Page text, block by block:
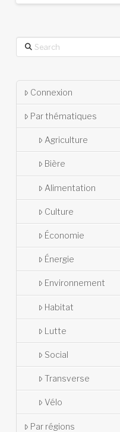
Search
Connexion
Par thématiques
Agriculture
Bière
Alimentation
Culture
Économie
Énergie
Environnement
Habitat
Lutte
Social
Transverse
Vélo
Par régions